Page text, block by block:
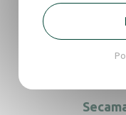
En la
también